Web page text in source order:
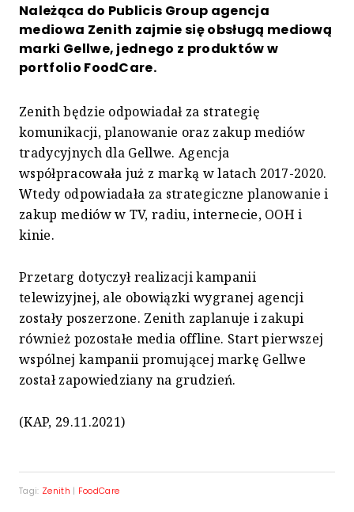
Należąca do Publicis Group agencja
mediowa Zenith zajmie się obsługą mediową
marki Gellwe, jednego z produktów w
portfolio FoodCare.
Zenith będzie odpowiadał za strategię
komunikacji, planowanie oraz zakup mediów
tradycyjnych dla Gellwe. Agencja
współpracowała już z marką w latach 2017-2020.
Wtedy odpowiadała za strategiczne planowanie i
zakup mediów w TV, radiu, internecie, OOH i
kinie.
Przetarg dotyczył realizacji kampanii
telewizyjnej, ale obowiązki wygranej agencji
zostały poszerzone. Zenith zaplanuje i zakupi
również pozostałe media offline. Start pierwszej
wspólnej kampanii promującej markę Gellwe
został zapowiedziany na grudzień.
(KAP, 29.11.2021)
Tagi: Zenith | FoodCare